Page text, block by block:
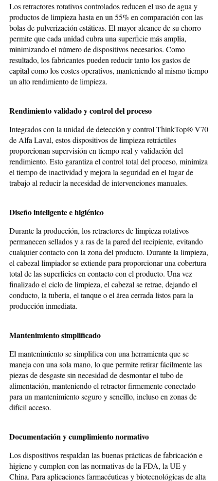
Los retractores rotativos controlados reducen el uso de agua y
productos de limpieza hasta en un 55% en comparación con las
bolas de pulverización estáticas. El mayor alcance de su chorro
permite que cada unidad cubra una superficie más amplia,
minimizando el número de dispositivos necesarios. Como
resultado, los fabricantes pueden reducir tanto los gastos de
capital como los costes operativos, manteniendo al mismo tiempo
un alto rendimiento de limpieza.
Rendimiento validado y control del proceso
Integrados con la unidad de detección y control ThinkTop® V70
de Alfa Laval, estos dispositivos de limpieza retráctiles
proporcionan supervisión en tiempo real y validación del
rendimiento. Esto garantiza el control total del proceso, minimiza
el tiempo de inactividad y mejora la seguridad en el lugar de
trabajo al reducir la necesidad de intervenciones manuales.
Diseño inteligente e higiénico
Durante la producción, los retractores de limpieza rotativos
permanecen sellados y a ras de la pared del recipiente, evitando
cualquier contacto con la zona del producto. Durante la limpieza,
el cabezal limpiador se extiende para proporcionar una cobertura
total de las superficies en contacto con el producto. Una vez
finalizado el ciclo de limpieza, el cabezal se retrae, dejando el
conducto, la tubería, el tanque o el área cerrada listos para la
producción inmediata.
Mantenimiento simplificado
El mantenimiento se simplifica con una herramienta que se
maneja con una sola mano, lo que permite retirar fácilmente las
piezas de desgaste sin necesidad de desmontar el tubo de
alimentación, manteniendo el retractor firmemente conectado
para un mantenimiento seguro y sencillo, incluso en zonas de
difícil acceso.
Documentación y cumplimiento normativo
Los dispositivos respaldan las buenas prácticas de fabricación e
higiene y cumplen con las normativas de la FDA, la UE y
China. Para aplicaciones farmacéuticas y biotecnológicas de alta